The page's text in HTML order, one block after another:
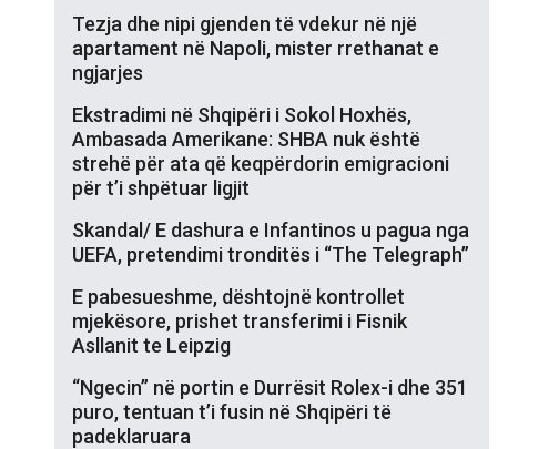
Tezja dhe nipi gjenden të vdekur në një
apartament në Napoli, mister rrethanat e
ngjarjes
Ekstradimi në Shqipëri i Sokol Hoxhës,
Ambasada Amerikane: SHBA nuk është
strehë për ata që keqpërdorin emigracioni
për t’i shpëtuar ligjit
Skandal/ E dashura e Infantinos u pagua nga
UEFA, pretendimi tronditës i “The Telegraph”
E pabesueshme, dështojnë kontrollet
mjekësore, prishet transferimi i Fisnik
Asllanit te Leipzig
“Ngecin” në portin e Durrësit Rolex-i dhe 351
puro, tentuan t’i fusin në Shqipëri të
padeklaruara